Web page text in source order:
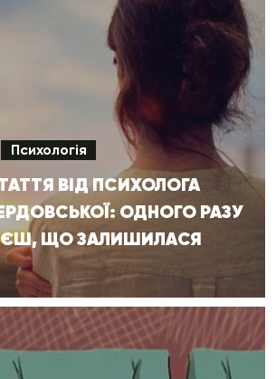
Психологія
ВІД ПСИХОЛОГА
ОДНОГО РАЗУ
ЩО ЗАЛИШИЛАСЯ